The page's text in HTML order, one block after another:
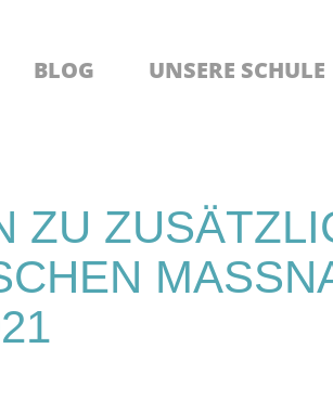
BLOG UNSERE SCHULE
ZU